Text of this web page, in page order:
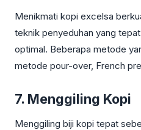
Menikmati kopi excelsa
teknik penyeduhan yang
optimal. Beberapa metode
metode pour-over, French
7. Menggiling Kopi
Menggiling biji kopi tepat